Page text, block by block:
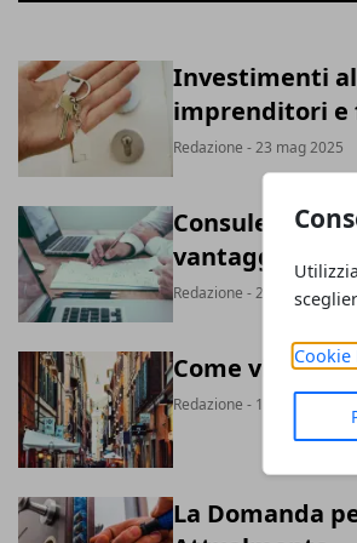
Cookie
Investimenti
imprenditori e
Redazione - 23 mag 2025
Consulenza in
vantaggi e
Redazione - 23 lug 2024
Come viene
Redazione - 18 lug 2024
La Domanda